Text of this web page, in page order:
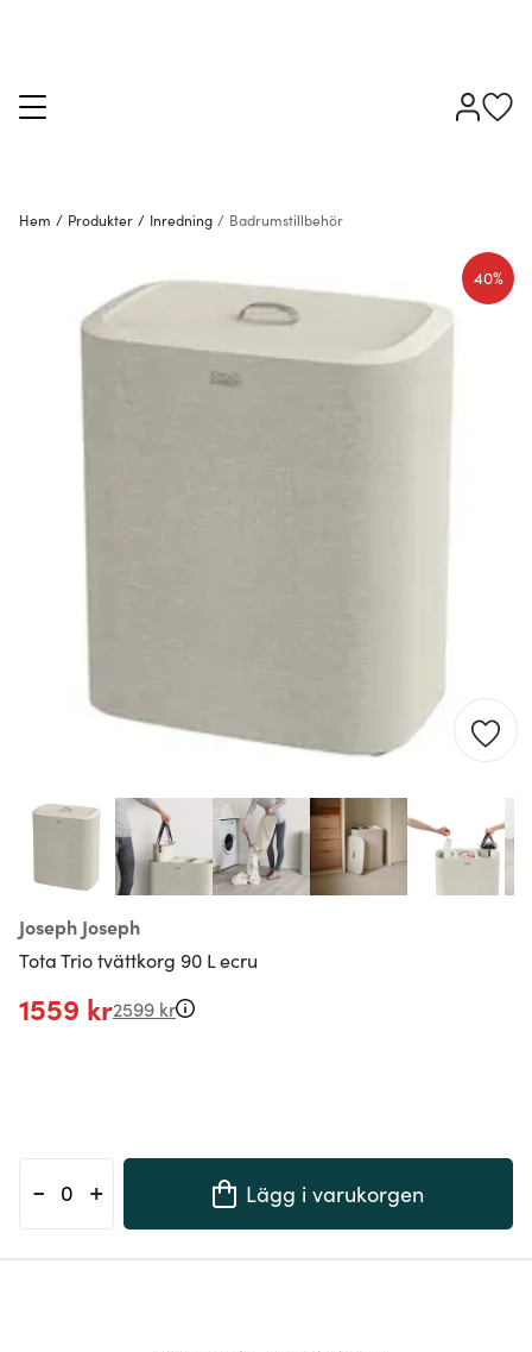
Hem / Produkter / Inredning / Badrumstillbehör
Joseph Joseph
Tota Trio tvättkorg 90 L ecru
40%
1559 kr2599 kr
- + Lägg i varukorgen